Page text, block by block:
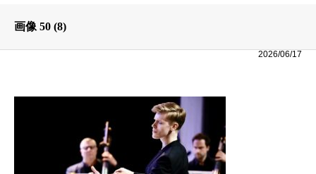
画像 50 (8)
2026/06/17